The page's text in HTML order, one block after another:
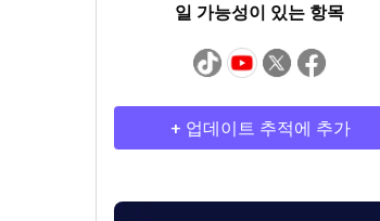
일 가능성이 있는 항목
+ 업데이트 추적에 추가